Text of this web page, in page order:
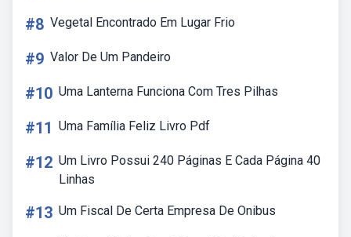
#8 Vegetal Encontrado Em Lugar Frio
#9 Valor De Um Pandeiro
#10 Uma Lanterna Funciona Com Tres Pilhas
#11 Uma Família Feliz Livro Pdf
#12 Um Livro Possui 240 Páginas E Cada Página 40
Linhas
#13 Um Fiscal De Certa Empresa De Onibus